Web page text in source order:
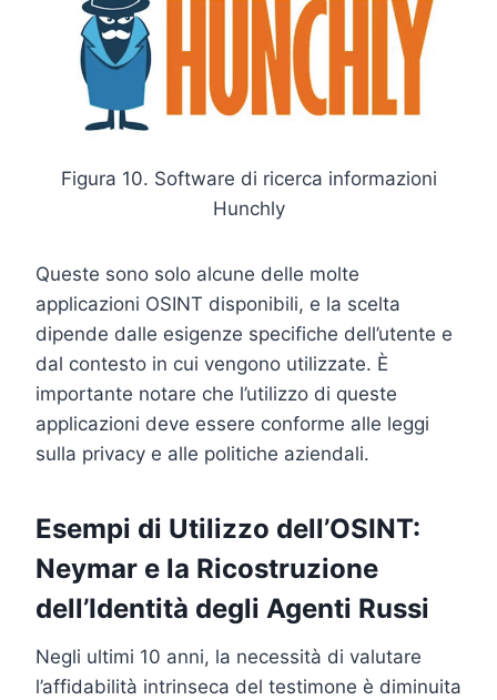
Figura 10. Software di ricerca informazioni
Hunchly
Queste sono solo alcune delle molte
applicazioni OSINT disponibili, e la scelta
dipende dalle esigenze specifiche dell’utente e
dal contesto in cui vengono utilizzate. È
importante notare che l’utilizzo di queste
applicazioni deve essere conforme alle leggi
sulla privacy e alle politiche aziendali.
Esempi di Utilizzo dell’OSINT:
Neymar e la Ricostruzione
dell’Identità degli Agenti Russi
Negli ultimi 10 anni, la necessità di valutare
l’affidabilità intrinseca del testimone è diminuita